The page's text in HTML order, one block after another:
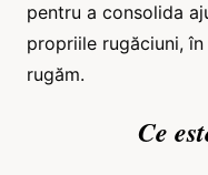
pentru a consolida
propriile rugăciuni,
rugăm.
Ce